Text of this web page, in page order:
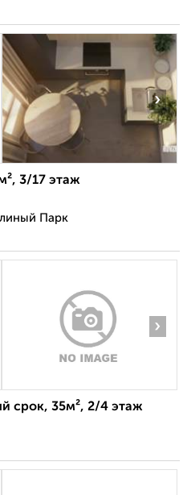
›
3/17 этаж
Парк
›
срок, 35м², 2/4 этаж